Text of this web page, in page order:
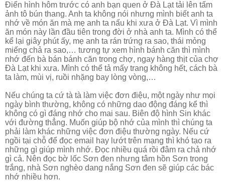
Điển hình hôm trước có anh bạn quen ở Đà Lạt tải lên tấm
ảnh tô bún thang. Anh ta không nói nhưng mình biết anh ta
nhớ về món ăn mà mẹ anh ta nấu khi xưa ở Đà Lạt. Vì mình
ăn món này lần đầu tiên trong đời ở nhà anh ta. Mình có thể
kể lại giây phút ấy, mẹ anh ta rán trứng ra sao, thái mỏng
miếng chả ra sao,… tương tự xem hình bánh căn thì mình
nhớ đến bà bán bánh căn trong chợ, ngay hàng thịt của chợ
Đà Lạt khi xưa. Mình có thể tả mấy trang không hết, cách bà
ta làm, mùi vị, ruồi nhặng bay lòng vòng,…
Nếu chúng ta cứ tà tà làm việc đơn điệu, một ngày như mọi
ngày bình thường, không có những dao động đáng kể thì
không có gì đáng nhớ cho mai sau. Biên độ hình Sin khác
với đường thẳng. Muốn giúp bộ nhớ của mình thì chúng ta
phải làm khác những việc đơn điệu thường ngày. Nếu cứ
ngồi tại chỗ để đọc email hay lướt trên mạng thì khó tạo ra
những gì giúp mình nhớ. Đọc nhiều quá rồi đâm ra chả nhớ
gì cả. Nên đọc bờ lốc Sơn đen nhưng tâm hồn Sơn trong
trắng, nhà Sơn nghèo dang nắng Sơn đen sẽ giúp các bác
nhớ nhiều hơn.